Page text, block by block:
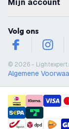
Mijn account
Volg ons
facebook
© 2026 -
Algemene
payment methods